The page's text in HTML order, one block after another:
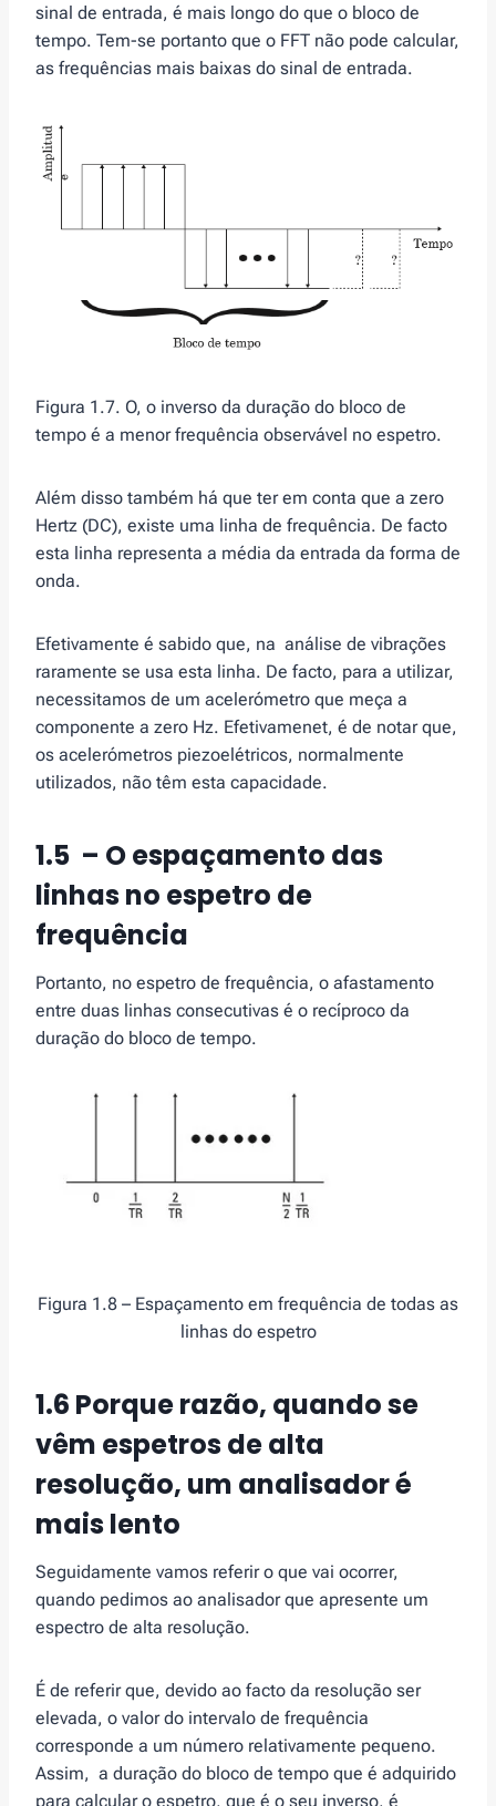
sinal de entrada, é mais longo do que o bloco de
tempo. Tem-se portanto que o FFT não pode calcular,
as frequências mais baixas do sinal de entrada.
Figura 1.7. O, o inverso da duração do bloco de
tempo é a menor frequência observável no espetro.
Além disso também há que ter em conta que a zero
Hertz (DC), existe uma linha de frequência. De facto
esta linha representa a média da entrada da forma de
onda.
Efetivamente é sabido que, na análise de vibrações
raramente se usa esta linha. De facto, para a utilizar,
necessitamos de um acelerómetro que meça a
componente a zero Hz. Efetivamenet, é de notar que,
os acelerómetros piezoelétricos, normalmente
utilizados, não têm esta capacidade.
1.5 – O espaçamento das
linhas no espetro de
frequência
Portanto, no espetro de frequência, o afastamento
entre duas linhas consecutivas é o recíproco da
duração do bloco de tempo.
Figura 1.8 – Espaçamento em frequência de todas as
linhas do espetro
1.6 Porque razão, quando se
vêm espetros de alta
resolução, um analisador é
mais lento
Seguidamente vamos referir o que vai ocorrer,
quando pedimos ao analisador que apresente um
espectro de alta resolução.
É de referir que, devido ao facto da resolução ser
elevada, o valor do intervalo de frequência
corresponde a um número relativamente pequeno.
Assim, a duração do bloco de tempo que é adquirido
para calcular o espetro, que é o seu inverso, é